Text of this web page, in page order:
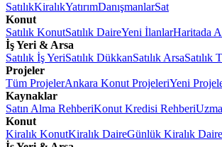
SatılıkKiralıkYatırımDanışmanlarSat
Konut
Satılık KonutSatılık DaireYeni İlanlarHaritada
İş Yeri & Arsa
Satılık İş YeriSatılık DükkanSatılık ArsaSatılık
Projeler
Tüm ProjelerAnkara Konut ProjeleriYeni
Kaynaklar
Satın Alma RehberiKonut Kredisi Rehberi
Konut
Kiralık KonutKiralık DaireGünlük Kiralık Daire